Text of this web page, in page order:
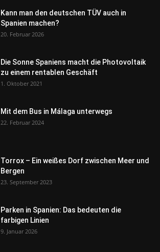
Kann man den deutschen TÜV auch in
Spanien machen?
20. Februar 2026
Die Sonne Spaniens macht die Photovoltaik
zu einem rentablen Geschäft
1. Oktober 2021
Mit dem Bus in Málaga unterwegs
22. Februar 2024
Torrox – Ein weißes Dorf zwischen Meer und
Bergen
23. September 2023
Parken in Spanien: Das bedeuten die
farbigen Linien
9. Januar 2026